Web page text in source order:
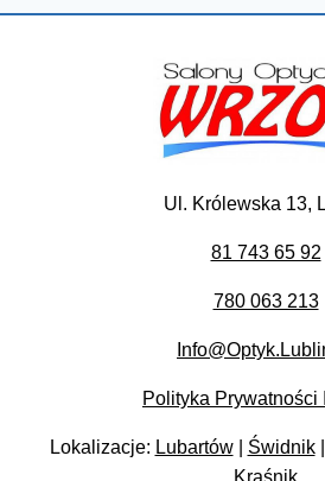
Ul. Królewska 13,
81 743 65 92
780 063 213
Polityka Prywatności
Lokalizacje: Lubartów| Świdnik|